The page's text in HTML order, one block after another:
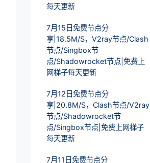
每天更新
7月15日免费节点分
享|18.5M/S，V2ray节点/Clash
节点/Singbox节
点/Shadowrocket节点|免费上
网梯子每天更新
7月12日免费节点分
享|20.8M/S，Clash节点/V2ray
节点/Shadowrocket节
点/Singbox节点|免费上网梯子
每天更新
7月11日免费节点分